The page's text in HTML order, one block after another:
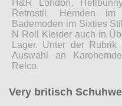
H&R London,
Retrostil, Hemden
Bademoden im Sixties
N Roll Kleider auch in
Lager. Unter der Rubrik
Auswahl an
Relco.
Very britisch